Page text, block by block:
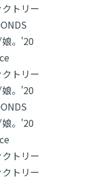
トリー
。'20
トリー
。'20
。'20
トリー
トリー